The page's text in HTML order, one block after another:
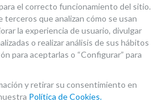
el correcto funcionamiento del sitio.
terceros que analizan cómo se usan
la experiencia de usuario, divulgar
o realizar análisis de sus hábitos
para aceptarlas o “Configurar” para
y retirar su consentimiento en
Política de Cookies.